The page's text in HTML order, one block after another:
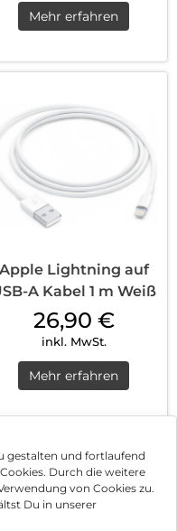
gestalten und fortlaufend
Durch die weitere
von Cookies zu.
Du in unserer
Mehr erfahren
Apple Lightning auf
A Kabel 1 m Weiß
26,90 €
inkl. MwSt.
Mehr erfahren
Nächste